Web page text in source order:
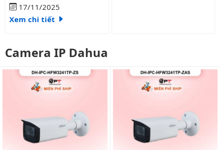
17/11/2025
Xem chi tiết
Camera IP Dahua